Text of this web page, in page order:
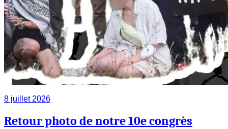
8 juillet 2026
Retour photo de notre 10e congrès